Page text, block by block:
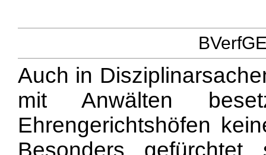
Auch in
mit Anwälten
Ehrengerichtshöfen
Besonders gefürchtet